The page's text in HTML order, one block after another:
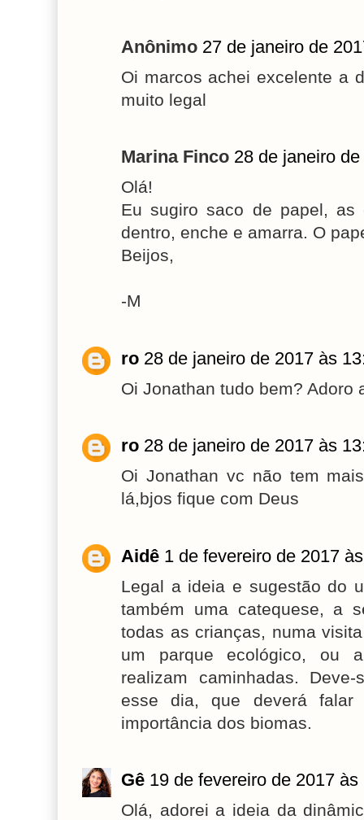
Anônimo 27 de janeiro de
Oi marcos achei excelente a
muito legal
Marina Finco 28 de janeiro
Olá!
Eu sugiro saco de papel, as
dentro, enche e amarra. O
Beijos,
-M
ro 28 de janeiro de 2017 às
Oi Jonathan tudo bem? Adoro
ro 28 de janeiro de 2017 às
Oi Jonathan vc não tem
lá,bjos fique com Deus
Aidê 1 de fevereiro de 2017
Legal a ideia e sugestão do
também uma catequese, a
todas as crianças, numa
um parque ecológico, ou
realizam caminhadas.
esse dia, que deverá falar
importância dos biomas.
Gê 19 de fevereiro de 2017 às
Olá, adorei a ideia da